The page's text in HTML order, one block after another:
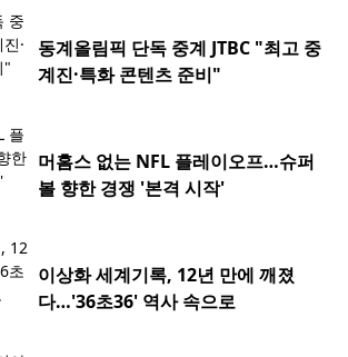
동계올림픽 단독 중계 JTBC "최고 중
계진·특화 콘텐츠 준비"
머홈스 없는 NFL 플레이오프…슈퍼
볼 향한 경쟁 '본격 시작'
이상화 세계기록, 12년 만에 깨졌
다…'36초36' 역사 속으로